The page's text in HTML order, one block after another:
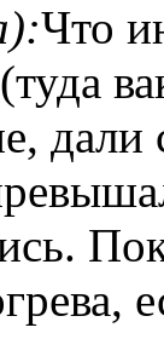
Что
дали